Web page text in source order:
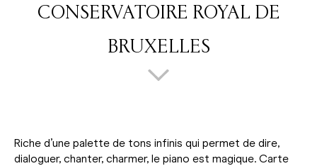
CONSERVATOIRE ROYAL DE
BRUXELLES
Riche d’une palette de tons infinis qui permet de dire,
dialoguer, chanter, charmer, le piano est magique. Carte